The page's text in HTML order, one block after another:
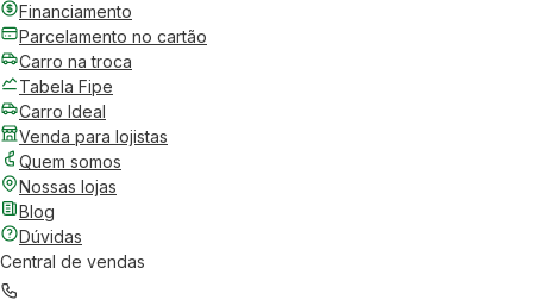
Financiamento
Parcelamento no cartão
Carro na troca
Tabela Fipe
Carro Ideal
Venda para lojistas
Quem somos
Nossas lojas
Blog
Dúvidas
Central de vendas